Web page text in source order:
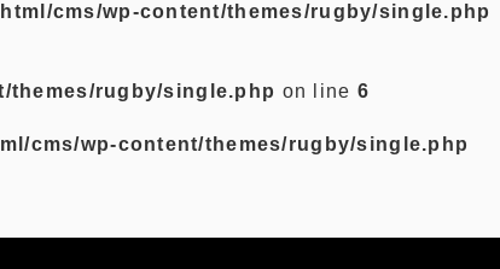
cms/wp-content/themes/rugby/single.php
themes/rugby/single.php on line 6
cms/wp-content/themes/rugby/single.php